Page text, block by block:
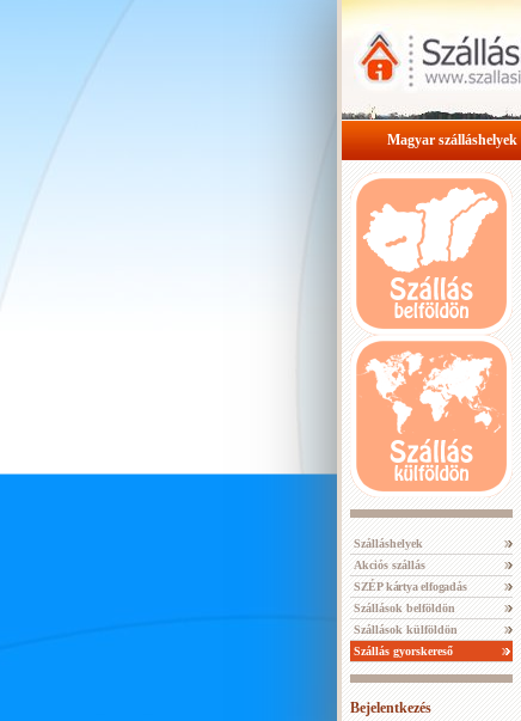
Magyar szálláshelyek
Szálláshelyek
Akciós szállás
SZÉP kártya elfogadás
Szállások belföldön
Szállások külföldön
Szállás gyorskereső
Bejelentkezés